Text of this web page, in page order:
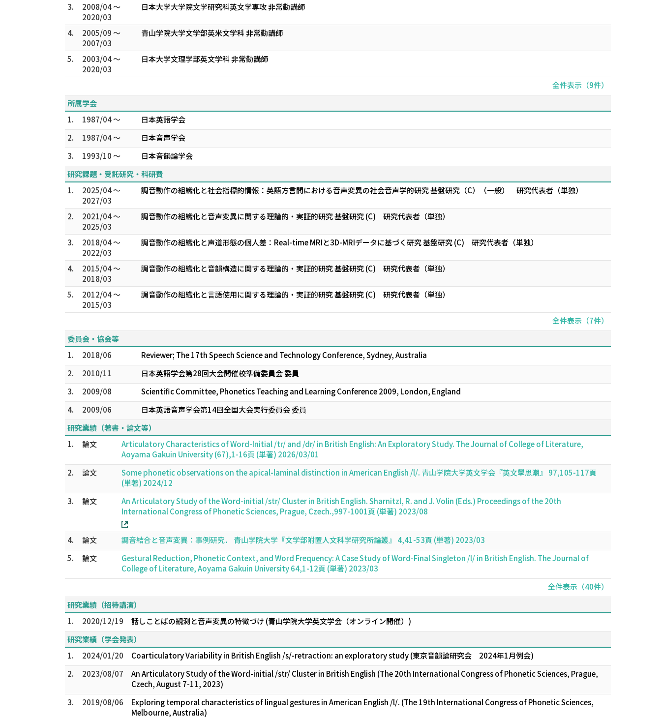
3.
2008/04 ～
2020/03
日本大学大学院文学研究科英文学専攻 非常勤講師
4.
2005/09 ～
2007/03
青山学院大学文学部英米文学科 非常勤講師
5.
2003/04 ～
2020/03
日本大学文理学部英文学科 非常勤講師
全件表示（9件）
所属学会
1.
1987/04 ～
日本英語学会
2.
1987/04 ～
日本音声学会
3.
1993/10 ～
日本音韻論学会
研究課題・受託研究・科研費
1.
2025/04 ～
2027/03
調音動作の組織化と社会指標的情報：英語方言間における音声変異の社会音声学的研究 基盤研究（C）（一般） 研究代表者（単独）
2.
2021/04 ～
2025/03
調音動作の組織化と音声変異に関する理論的・実証的研究 基盤研究 (C) 研究代表者（単独）
3.
2018/04 ～
2022/03
調音動作の組織化と声道形態の個人差：Real-time MRIと3D-MRIデータに基づく研究 基盤研究 (C) 研究代表者（単独）
4.
2015/04 ～
2018/03
調音動作の組織化と音韻構造に関する理論的・実証的研究 基盤研究 (C) 研究代表者（単独）
5.
2012/04 ～
2015/03
調音動作の組織化と言語使用に関する理論的・実証的研究 基盤研究 (C) 研究代表者（単独）
全件表示（7件）
委員会・協会等
1.
2018/06
Reviewer; The 17th Speech Science and Technology Conference, Sydney, Australia
2.
2010/11
日本英語学会第28回大会開催校準備委員会 委員
3.
2009/08
Scientific Committee, Phonetics Teaching and Learning Conference 2009, London, England
4.
2009/06
日本英語音声学会第14回全国大会実行委員会 委員
研究業績（著書・論文等）
1.
論文
Articulatory Characteristics of Word-Initial /tr/ and /dr/ in British English: An Exploratory Study. The Journal of College of Literature,
Aoyama Gakuin University (67),1-16頁 (単著) 2026/03/01
2.
論文
Some phonetic observations on the apical-laminal distinction in American English /l/. 青山学院大学英文学会『英文學思潮』 97,105-117頁
(単著) 2024/12
3.
論文
An Articulatory Study of the Word-initial /str/ Cluster in British English. Sharnitzl, R. and J. Volin (Eds.) Proceedings of the 20th
International Congress of Phonetic Sciences, Prague, Czech.,997-1001頁 (単著) 2023/08
4. 論文
調音結合と音声変異：事例研究． 青山学院大学『文学部附置人文科学研究所論叢』 4,41-53頁 (単著) 2023/03
5.
論文
Gestural Reduction, Phonetic Context, and Word Frequency: A Case Study of Word-Final Singleton /l/ in British English. The Journal of
College of Literature, Aoyama Gakuin University 64,1-12頁 (単著) 2023/03
全件表示（40件）
研究業績（招待講演）
1.
2020/12/19
話しことばの観測と音声変異の特徴づけ (青山学院大学英文学会（オンライン開催）)
研究業績（学会発表）
1.
2024/01/20
Coarticulatory Variability in British English /s/-retraction: an exploratory study (東京音韻論研究会 2024年1月例会)
2.
2023/08/07
An Articulatory Study of the Word-initial /str/ Cluster in British English (The 20th International Congress of Phonetic Sciences, Prague,
Czech, August 7-11, 2023)
3.
2019/08/06
Exploring temporal characteristics of lingual gestures in American English /l/. (The 19th International Congress of Phonetic Sciences,
Melbourne, Australia)